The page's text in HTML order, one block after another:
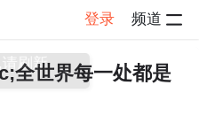
登录 频道
帖子详情
全世界每一处都是
刷新